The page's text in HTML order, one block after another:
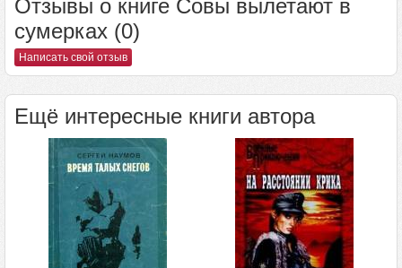
Отзывы о книге Совы вылетают в
сумерках (0)
Написать свой отзыв
Ещё интересные книги автора